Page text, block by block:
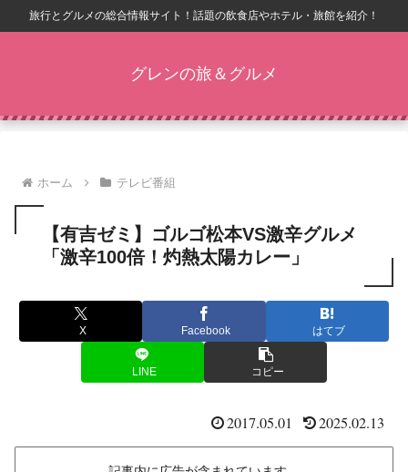
旅行とグルメの総合情報サイト！話題の飲食店やホテル・旅館を紹介！
グレンの旅＆グルメ
ホーム テレビ番組
【有吉ゼミ】ゴルゴ松本VS激辛グルメ
「激辛100倍！灼熱太陽カレー」
X Facebook はてブ
LINE コピー
2017.05.01 2025.02.13